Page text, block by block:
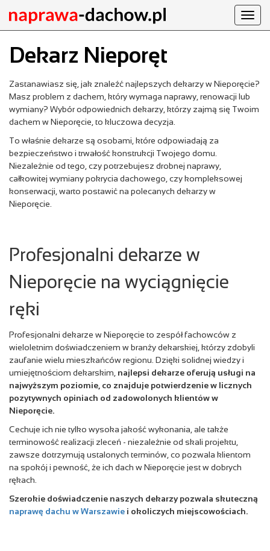
Dekarz Nieporęt
Zastanawiasz się, jak znaleźć najlepszych dekarzy w Nieporęcie?
Masz problem z dachem, który wymaga naprawy, renowacji lub
wymiany? Wybór odpowiednich dekarzy, którzy zajmą się Twoim
dachem w Nieporęcie, to kluczowa decyzja.
To właśnie dekarze są osobami, które odpowiadają za
bezpieczeństwo i trwałość konstrukcji Twojego domu.
Niezależnie od tego, czy potrzebujesz drobnej naprawy,
całkowitej wymiany pokrycia dachowego, czy kompleksowej
konserwacji, warto postawić na polecanych dekarzy w
Nieporęcie.
Profesjonalni dekarze w
Nieporęcie na wyciągnięcie
ręki
Profesjonalni dekarze w Nieporęcie to zespół fachowców z
wieloletnim doświadczeniem w branży dekarskiej, którzy zdobyli
zaufanie wielu mieszkańców regionu. Dzięki solidnej wiedzy i
umiejętnościom dekarskim, najlepsi dekarze oferują usługi na
najwyższym poziomie, co znajduje potwierdzenie w licznych
pozytywnych opiniach od zadowolonych klientów w
Nieporęcie.
Cechuje ich nie tylko wysoka jakość wykonania, ale także
terminowość realizacji zleceń - niezależnie od skali projektu,
zawsze dotrzymują ustalonych terminów, co pozwala klientom
na spokój i pewność, że ich dach w Nieporęcie jest w dobrych
rękach.
Szerokie doświadczenie naszych dekarzy pozwala skuteczną
naprawę dachu w Warszawie i okoliczych miejscowościach.